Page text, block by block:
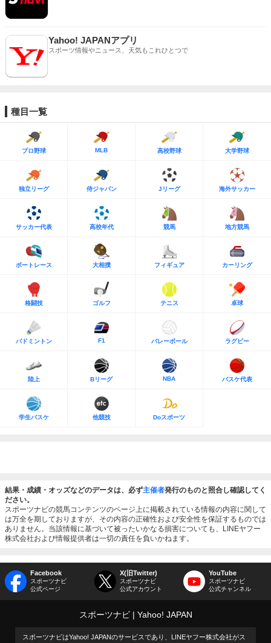
Yahoo! JAPANアプリ
スポーツ情報やニュース、天気もこれひとつで
種目一覧
プロ野球 MLB 高校野球 大学野球
独立リーグ 侍ジャパン Jリーグ 海外サッカー
サッカー代表 高校年代 競馬 地方競馬
ボートレース 大相撲 フィギュア カーリング
格闘技 ゴルフ テニス 卓球
バドミントン F1 バレーボール ラグビー
陸上 Bリーグ NBA バスケ代表
学生バスケ 他競技 Doスポーツ
結果・成績・オッズなどのデータは、必ず主催者発行のものと照合し確認してく
ださい。
スポーツナビの競馬コンテンツのページ上に掲載されている情報の内容に関して
は万全を期しておりますが、その内容の正確性および安全性を保証するものでは
ありません。当該情報に基づいて被ったいかなる損害についても、LINEヤフー
株式会社および情報提供者は一切の責任を負いかねます。
Facebook
スポーツナビ
公式ページ
X(旧Twitter)
スポーツナビ
公式アカウント
YouTube
スポーツナビ
公式チャンネル
スポーツナビ Yahoo! JAPAN
スポーツナビはYahoo! JAPANのサービスであり、LINEヤフー株式会社がス